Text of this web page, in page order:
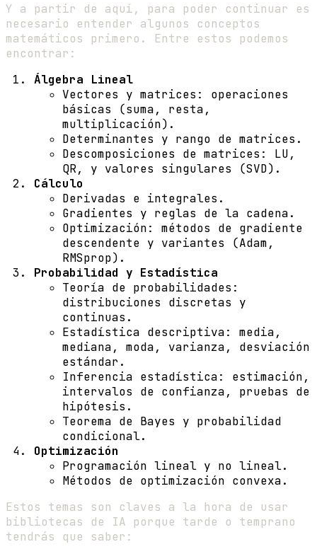
Y a partir de aquí, para poder continuar es
necesario entender algunos conceptos
matemáticos primero. Entre estos podemos
encontrar:
Álgebra Lineal
Vectores y matrices: operaciones
básicas (suma, resta,
multiplicación).
Determinantes y rango de matrices.
Descomposiciones de matrices: LU,
QR, y valores singulares (SVD).
Cálculo
Derivadas e integrales.
Gradientes y reglas de la cadena.
Optimización: métodos de gradiente
descendente y variantes (Adam,
RMSprop).
Probabilidad y Estadística
Teoría de probabilidades:
distribuciones discretas y
continuas.
Estadística descriptiva: media,
mediana, moda, varianza, desviación
estándar.
Inferencia estadística: estimación,
intervalos de confianza, pruebas de
hipótesis.
Teorema de Bayes y probabilidad
condicional.
Optimización
Programación lineal y no lineal.
Métodos de optimización convexa.
Estos temas son claves a la hora de usar
bibliotecas de IA porque tarde o temprano
tendrás que saber: